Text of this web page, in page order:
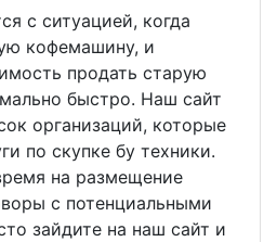
с ситуацией, когда
кофемашину, и
продать старую
быстро. Наш сайт
организаций, которые
по скупке бу техники.
на размещение
с потенциальными
зайдите на наш сайт и